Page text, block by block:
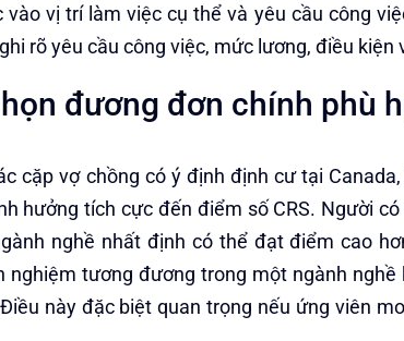
vào vị trí làm việc cụ thể và yêu cầu công
rõ yêu cầu công việc, mức lương, điều kiện
đương đơn chính phù
cặp vợ chồng có ý định định cư tại
hưởng tích cực đến điểm số CRS. Người
nghề nhất định có thể đạt điểm cao
nghiệm tương đương trong một ngành
này đặc biệt quan trọng nếu ứng viên